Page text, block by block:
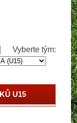
Vyberte tým:
U15